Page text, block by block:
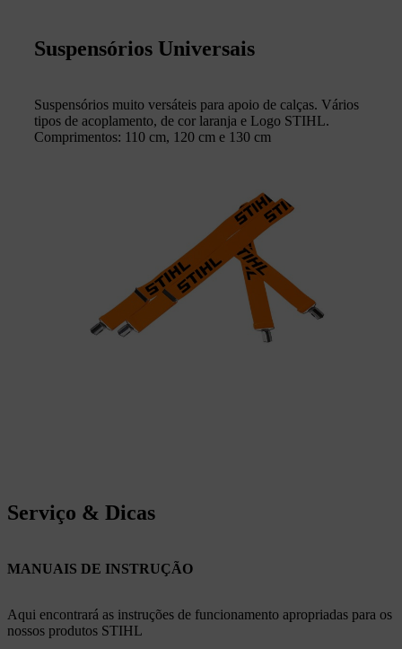
Suspensórios Universais
Suspensórios muito versáteis para apoio de calças. Vários
tipos de acoplamento, de cor laranja e Logo STIHL.
Comprimentos: 110 cm, 120 cm e 130 cm
Serviço & Dicas
MANUAIS DE INSTRUÇÃO
Aqui encontrará as instruções de funcionamento apropriadas para os
nossos produtos STIHL